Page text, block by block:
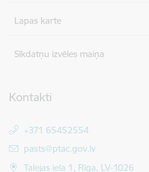
Lapas karte
Sīkdatņu izvēles maiņa
Kontakti
+371 65452554
E-pasts:
pasts@ptac.gov.lv
Talejas iela 1, Rīga, LV-1026